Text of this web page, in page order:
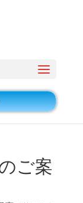
ご案